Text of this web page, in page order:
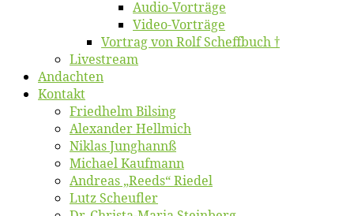
Au­dio-Vor­trä­ge
Vi­deo-Vor­trä­ge
Vor­trag von Rolf Scheffbuch †
Live­stream
An­dach­ten
Kon­takt
Fried­helm Bilsing
Alex­an­der Hellmich
Ni­klas Junghannß
Mi­cha­el Kaufmann
An­dre­as „Reeds“ Riedel
Lutz Scheuf­ler